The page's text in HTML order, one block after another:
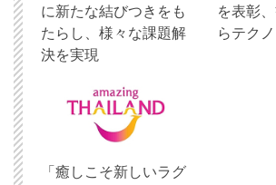
に新たな結びつきをも
たらし、様々な課題解
決を実現
を表彰
らテク
「癒しこそ新しいラグ